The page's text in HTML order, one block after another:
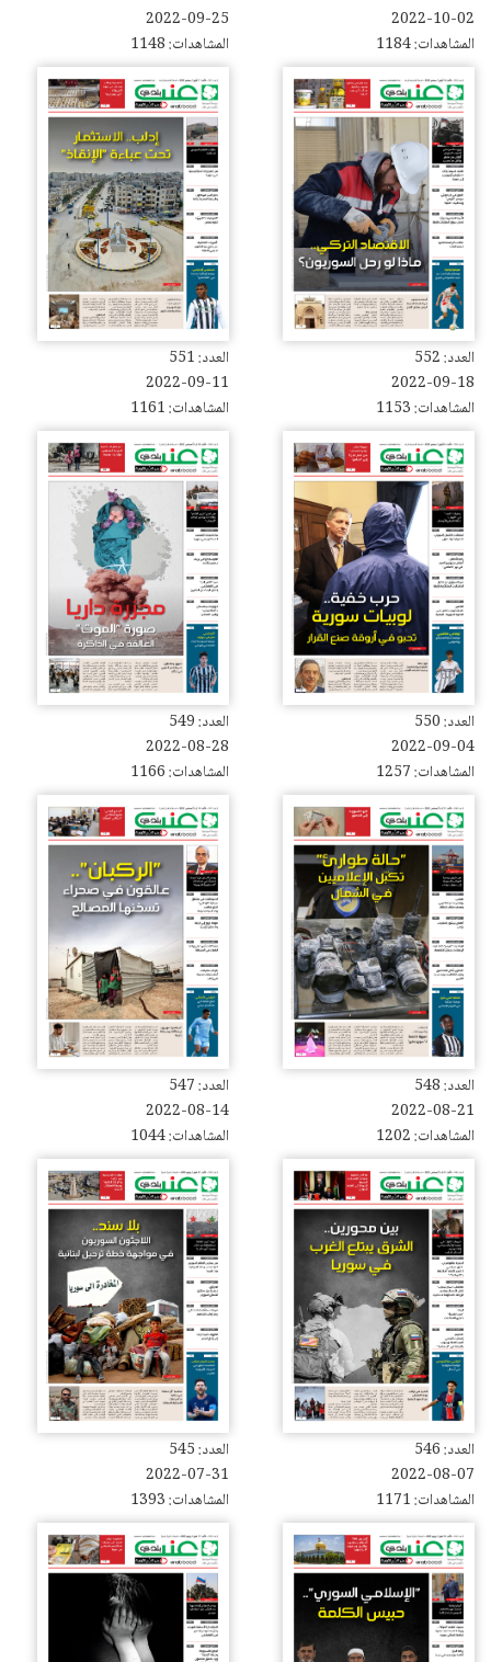
2022-10-02
المشاهدات: 1184
2022-09-25
المشاهدات: 1148
العدد: 552
2022-09-18
المشاهدات: 1153
العدد: 551
2022-09-11
المشاهدات: 1161
العدد: 550
2022-09-04
المشاهدات: 1257
العدد: 549
2022-08-28
المشاهدات: 1166
العدد: 548
2022-08-21
المشاهدات: 1202
العدد: 547
2022-08-14
المشاهدات: 1044
العدد: 546
2022-08-07
المشاهدات: 1171
العدد: 545
2022-07-31
المشاهدات: 1393